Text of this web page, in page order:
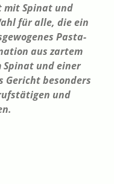
mit Spinat und
für alle, die ein
Pasta-
aus zartem
und einer
Gericht besonders
und